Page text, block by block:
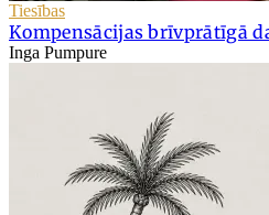
Tiesības
Kompensācijas brīvprātīgā
Inga Pumpure